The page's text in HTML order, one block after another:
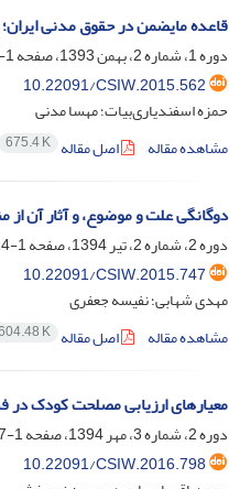
قاعده مایضمن در حقوق مدنی
دوره 1، شماره 2، بهمن 1393، صفحه
1-28
10.22091/CSIW.2015.562
حمزه اسفندیاری‌بیات؛ مهسا مدنی
مشاهده مقاله
اصل مقاله 675.4 K
دوگانگی علت و موضوع، و آثار آن از
دوره 2، شماره 2، تیر 1394، صفحه
1-24
10.22091/CSIW.2015.747
مهدی شهابی؛ نفیسه جعفری
مشاهده مقاله
اصل مقاله K
معیارهای ارزیابی مصلحت کودک در
دوره 2، شماره 3، مهر 1394، صفحه
1-27
10.22091/CSIW.2016.798